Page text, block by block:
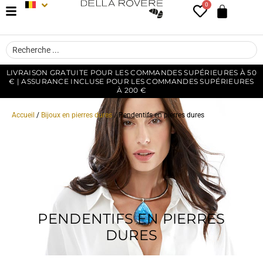
0
LIVRAISON GRATUITE POUR LES COMMANDES SUPÉRIEURES À 50
€ | ASSURANCE INCLUSE POUR LES COMMANDES SUPÉRIEURES
À 200 €
Accueil / Bijoux en pierres dures/ Pendentifs en pierres dures
PENDENTIFS EN PIERRES
DURES